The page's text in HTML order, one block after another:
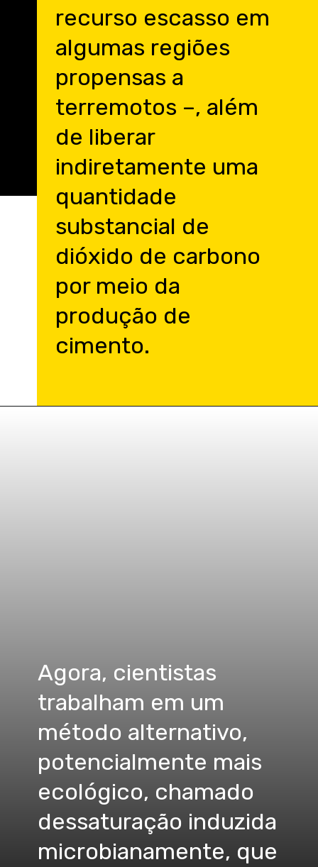
recurso escasso em
algumas regiões
propensas a
terremotos –, além
de liberar
indiretamente uma
quantidade
substancial de
dióxido de carbono
por meio da
produção de
cimento.
Agora, cientistas
trabalham em um
método alternativo,
potencialmente mais
ecológico, chamado
dessaturação induzida
microbianamente, que